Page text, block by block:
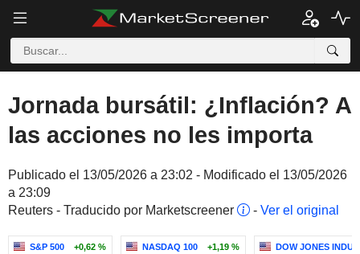
Jornada bursátil: ¿Inflación? A
las acciones no les importa
Publicado el 13/05/2026 a 23:02 - Modificado el 13/05/2026
a 23:09
Reuters - Traducido por Marketscreener
- Ver el original
S&P 500 +0,62 % NASDAQ 100 +1,19 % DOW JONES